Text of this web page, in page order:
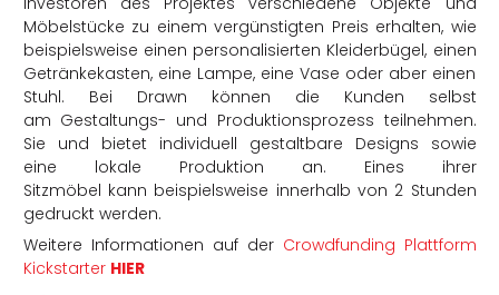
Möbelstücke zu einem vergünstigten Preis erhalten, wie
beispielsweise einen personalisierten Kleiderbügel, einen
Getränkekasten, eine Lampe, eine Vase oder aber einen
Stuhl. Bei Drawn können die Kunden selbst
am Gestaltungs- und Produktionsprozess teilnehmen.
Sie und bietet individuell gestaltbare Designs sowie
eine lokale Produktion an. Eines ihrer
Sitzmöbel kann beispielsweise innerhalb von 2 Stunden
gedruckt werden.
Weitere Informationen auf der Crowdfunding Plattform
Kickstarter HIER